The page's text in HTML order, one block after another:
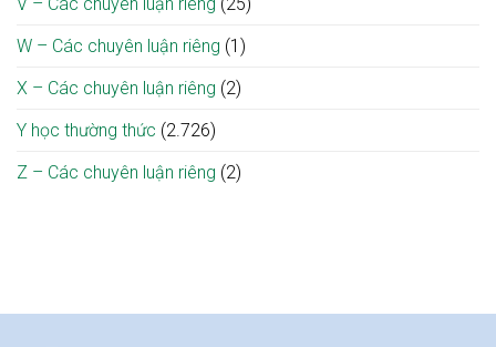
V – Các chuyên luận riêng (25)
W – Các chuyên luận riêng (1)
X – Các chuyên luận riêng (2)
Y học thường thức (2.726)
Z – Các chuyên luận riêng (2)